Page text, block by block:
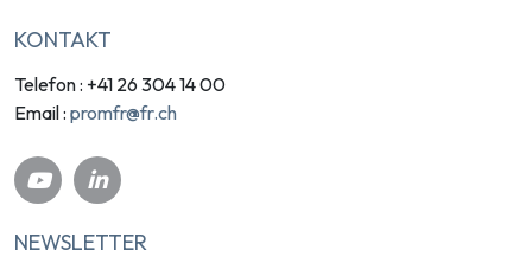
KONTAKT
Telefon : +41 26 304 14 00
Email : promfr@fr.ch
NEWSLETTER